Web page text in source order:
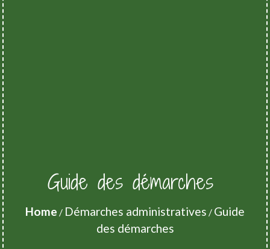
Guide des démarches
Home / Démarches administratives / Guide
des démarches